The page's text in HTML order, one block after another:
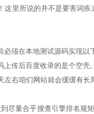
里所说的并不是要害词
须在本地测试源码实现
传后百度收录的是个空
右咱们网站就会缓缓有长
尽量合乎搜查引擎排名